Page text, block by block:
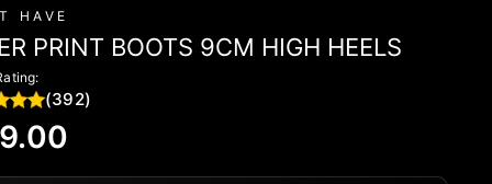
HAVE
PRINT BOOTS 9CM HIGH HEELS
(392)